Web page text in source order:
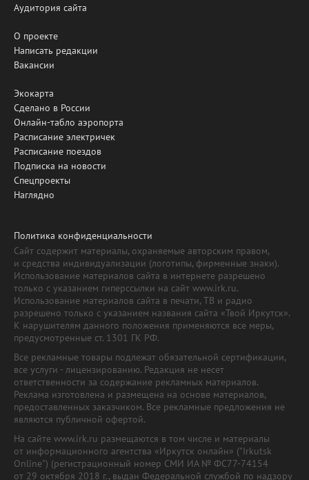
Аудитория сайта
О проекте
Написать редакции
Вакансии
Экокарта
Сделано в России
Онлайн-табло аэропорта
Расписание электричек
Расписание поездов
Подписка на новости
Спецпроекты
Наглядно
Политика конфиденциальности
Сайт содержит материалы, охраняемые авторским правом,
и средства индивидуализации (логотипы, фирменные знаки).
Использование материалов сайта в интернете разрешено
только с указанием гиперссылки на сайт www.irk.ru.
Использование материалов сайта в печати, ТВ и радио
разрешено только с указанием названия сайта «Твой Иркутск».
К нарушителям данного положения применяются все меры,
предусмотренные ст. 1301 ГК РФ.
Все рекламные товары подлежат обязательной сертификации,
все услуги - лицензированию. Редакция не несет
ответственности за содержание рекламных материалов.
Реклама изготовлена и размещена на основе материалов,
предоставленных заказчиком. Все рекламные предложения не
являются публичной офертой.
На сайте www.irk.ru размещаются в том числе и материалы
от информационного агентства «Иркутск онлайн» ("Irkutsk
Online") (регистрационный номер СМИ ИА № ФС77-74154
от 29 октября 2018 г., выдан Федеральной службой по надзору